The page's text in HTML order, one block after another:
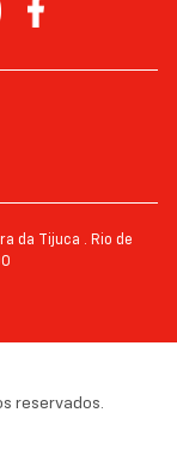
da Tijuca . Rio de
reservados.